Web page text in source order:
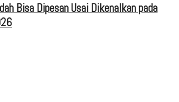
Bisa Dipesan Usai Dikenalkan pada